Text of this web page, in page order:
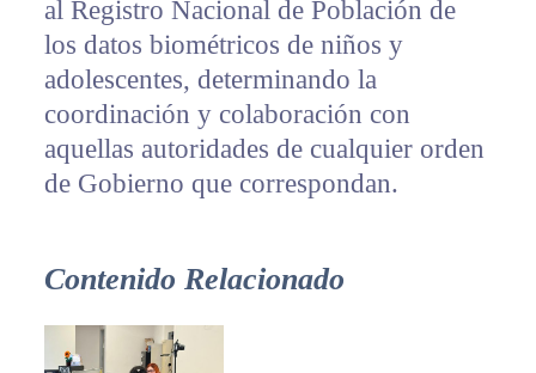
al Registro Nacional de Población de
los datos biométricos de niños y
adolescentes, determinando la
coordinación y colaboración con
aquellas autoridades de cualquier orden
de Gobierno que correspondan.
Contenido Relacionado